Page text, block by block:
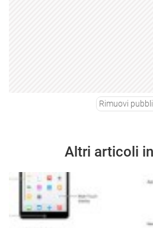
Rimuovi
Altri articoli